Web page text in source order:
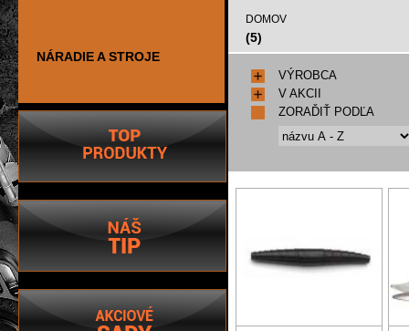
NÁRADIE A STROJE
DOMOV
(5)
VÝROBCA
V AKCII
ZORAĎIŤ PODĽA